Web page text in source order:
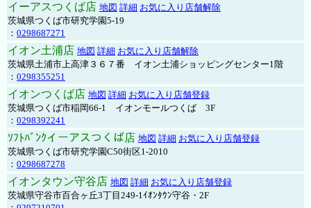
イーアスつくば店 地図 詳細 お気に入り店舗解除
茨城県つくば市研究学園5-19
： 0298687271
イオン土浦店 地図 詳細 お気に入り店舗解除
茨城県土浦市上高津３６７番 イオン土浦ショッピングセンター1階
： 0298355251
イオンつくば店 地図 詳細 お気に入り店舗登録
茨城県つくば市稲岡66-1 イオンモールつくば 3F
： 0298392241
ｿﾌﾄﾊﾞﾝｸイーアスつくば店 地図 詳細 お気に入り店舗登録
茨城県つくば市研究学園C50街区1-2010
： 0298687278
イオンタウン守谷店 地図 詳細 お気に入り店舗登録
茨城県守谷市百合ヶ丘3丁目249-1ｲｵﾝﾀｳﾝ守谷・2F